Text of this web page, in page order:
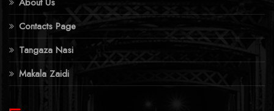
Contacts Page
Tangaza Nasi
Makala Zaidi